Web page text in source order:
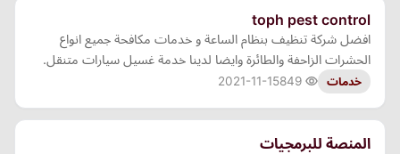
toph pest control
افضل شركة تنظيف بنظام الساعة و خدمات مكافحة جميع انواع
الحشرات الزاحفة والطائرة وايضا لدينا خدمة غسيل سيارات متنقل.
خدمات 2021-11-15
المنصة للبرمجيات